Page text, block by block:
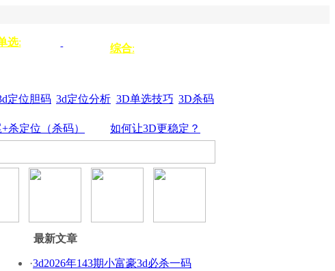
选:
综合:
定位胆码 3d定位分析 3D单选技巧 3D杀码
杀定位（杀码） 如何让3D更稳定？
最新文章
·3d2026年143期小富豪3d必杀一码